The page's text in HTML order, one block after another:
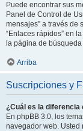
Puede encontrar sus
Panel de Control de
mensajes” a través de
“Enlaces rápidos” en
la página de
Arriba
Suscripciones y
¿Cuál es la
En phpBB 3.0, los
navegador web. Usted